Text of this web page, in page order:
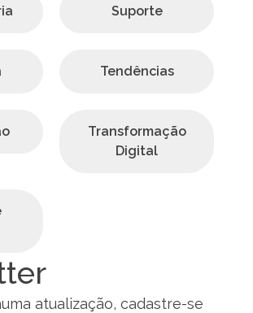
Suporte
Tendências
Transformação
Digital
atualização, cadastre-se